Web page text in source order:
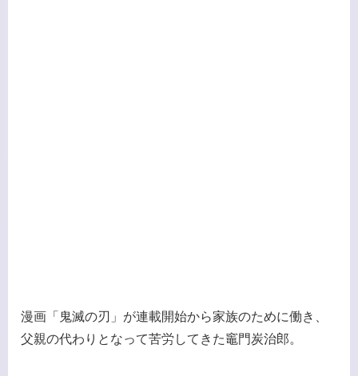
漫画「鬼滅の刃」が連載開始から家族のために働き、
父親の代わりとなって苦労してきた竈門炭治郎。